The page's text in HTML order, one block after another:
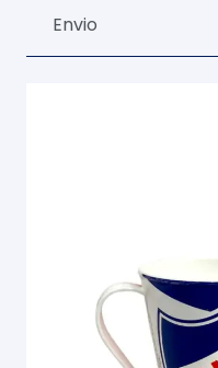
Envio